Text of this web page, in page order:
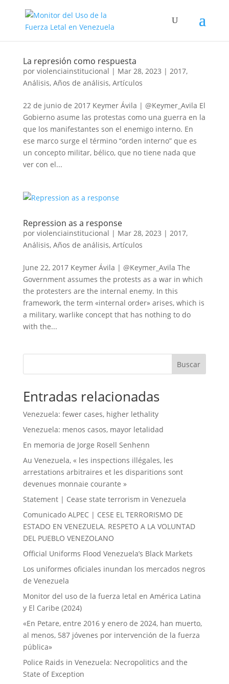
La represión como respuesta
por violenciainstitucional | Mar 28, 2023 | 2017,
Análisis, Años de análisis, Artículos
22 de junio de 2017 Keymer Ávila | @Keymer_Avila El
Gobierno asume las protestas como una guerra en la
que los manifestantes son el enemigo interno. En
ese marco surge el término “orden interno” que es
un concepto militar, bélico, que no tiene nada que
ver con el...
Repression as a response
por violenciainstitucional | Mar 28, 2023 | 2017,
Análisis, Años de análisis, Artículos
June 22, 2017 Keymer Ávila | @Keymer_Avila The
Government assumes the protests as a war in which
the protesters are the internal enemy. In this
framework, the term «internal order» arises, which is
a military, warlike concept that has nothing to do
with the...
Buscar
Entradas relacionadas
Venezuela: fewer cases, higher lethality
Venezuela: menos casos, mayor letalidad
En memoria de Jorge Rosell Senhenn
Au Venezuela, « les inspections illégales, les
arrestations arbitraires et les disparitions sont
devenues monnaie courante »
Statement | Cease state terrorism in Venezuela
Comunicado ALPEC | CESE EL TERRORISMO DE
ESTADO EN VENEZUELA. RESPETO A LA VOLUNTAD
DEL PUEBLO VENEZOLANO
Official Uniforms Flood Venezuela’s Black Markets
Los uniformes oficiales inundan los mercados negros
de Venezuela
Monitor del uso de la fuerza letal en América Latina
y El Caribe (2024)
«En Petare, entre 2016 y enero de 2024, han muerto,
al menos, 587 jóvenes por intervención de la fuerza
pública»
Police Raids in Venezuela: Necropolitics and the
State of Exception